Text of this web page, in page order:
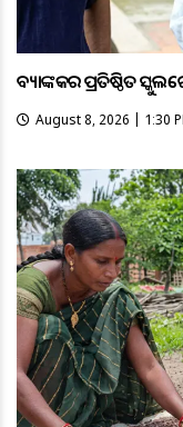
ବ୍ୟାଙ୍କକର ପ୍ରତିଷ୍ଠିତ
August 8, 2026 | 1:30